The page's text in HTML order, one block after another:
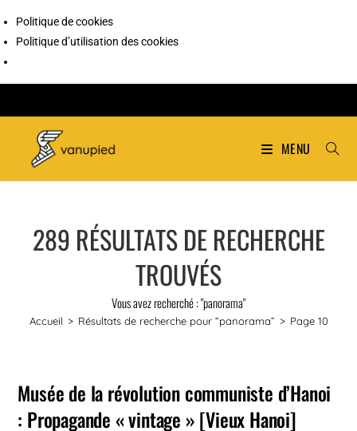
Politique de cookies
Politique d’utilisation des cookies
MENU
289 RÉSULTATS DE RECHERCHE
TROUVÉS
Vous avez recherché : "panorama"
Accueil > Résultats de recherche pour“panorama” > Page 10
Musée de la révolution communiste d’Hanoi
: Propagande « vintage » [Vieux Hanoi]